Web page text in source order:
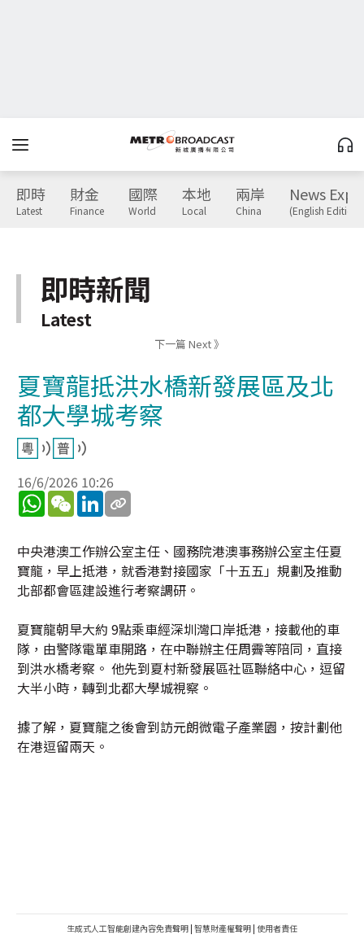
即時
Latest
財金
Finance
國際
World
本地
Local
兩岸
China
News
(English Edition)
即時新聞
Latest
下一篇 Next 》
夏寶龍抵洪水橋新發展區及北
都大學城考察
16/6/2026 10:26
WhatsApp
WeChatLinkedIn
中央港澳工作辦公室主任、國務院港澳事務辦公室主任夏
寶龍，早上抵港，就香港對接國家「十五五」規劃及推動
北部都會區建設進行考察調研。
夏寶龍朝早大約 9點乘車經深圳灣口岸抵港，接載他的車
隊，由警隊電單車開路，在中聯辦主任周霽等陪同，直接
到洪水橋考察。 他先到夏村新發展區社區聯絡中心，逗留
大半小時，轉到北都大學城視察。
據了解，夏寶龍之後會到訪元朗微電子產業園，按計劃他
在港逗留兩天。
生成式人工智能創建內容免責聲明 | 智慧財產權聲明 | 使用者責任